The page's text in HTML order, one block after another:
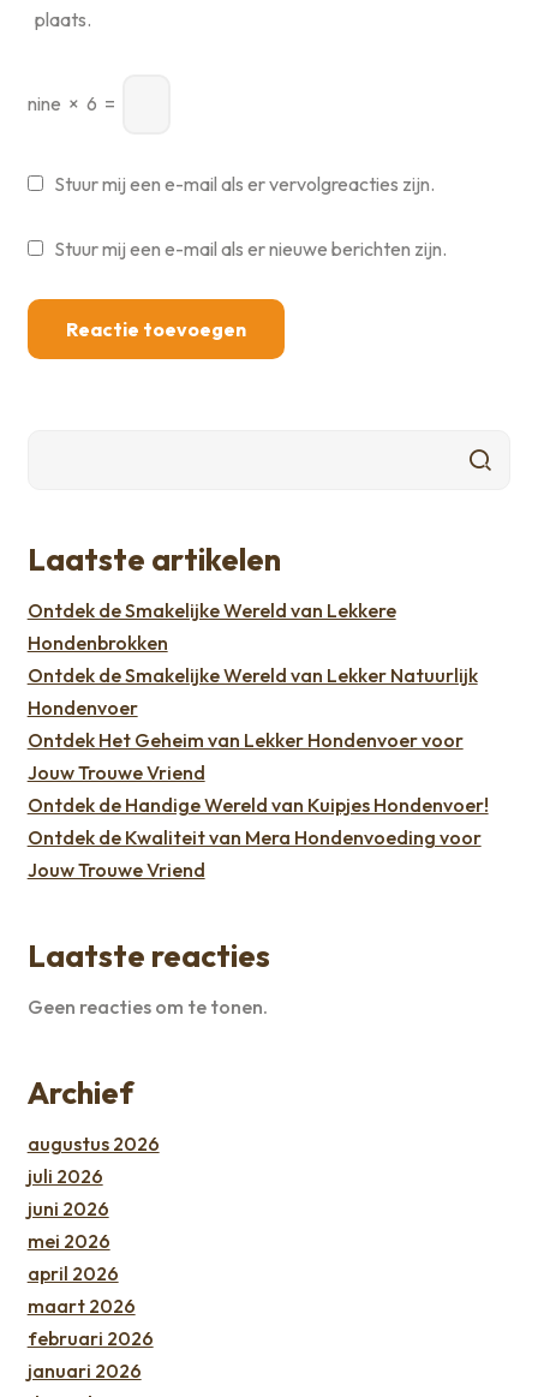
plaats.
nine × 6 =
Stuur mij een e-mail als er vervolgreacties zijn.
Stuur mij een e-mail als er nieuwe berichten zijn.
Laatste artikelen
Ontdek de Smakelijke Wereld van Lekkere
Hondenbrokken
Ontdek de Smakelijke Wereld van Lekker Natuurlijk
Hondenvoer
Ontdek Het Geheim van Lekker Hondenvoer voor
Jouw Trouwe Vriend
Ontdek de Handige Wereld van Kuipjes Hondenvoer!
Ontdek de Kwaliteit van Mera Hondenvoeding voor
Jouw Trouwe Vriend
Laatste reacties
Geen reacties om te tonen.
Archief
augustus 2026
juli 2026
juni 2026
mei 2026
april 2026
maart 2026
februari 2026
januari 2026